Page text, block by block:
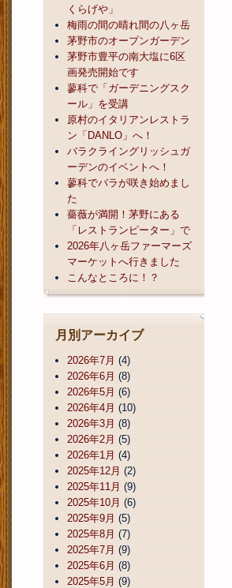
くらげや」
梅雨の間の晴れ間の八ヶ岳
茅野市のオープンガーデン
茅野市豊平の南大塩に6区
画発売開始です
蓼科で「ガーデニングスク
ール」を受講
原村のイタリアンレストラ
ン「DANLO」へ！
バラクライングリッシュガ
ーデンのイベントへ！
蓼科でバラが咲き始めまし
た
薔薇が満開！茅野にある
「レストランピーター」で
2026年八ヶ岳ファーマーズ
マーケットへ行きました
こんなところに！？
月別アーカイブ
2026年7月 (4)
2026年6月 (8)
2026年5月 (6)
2026年4月 (10)
2026年3月 (8)
2026年2月 (5)
2026年1月 (4)
2025年12月 (2)
2025年11月 (9)
2025年10月 (6)
2025年9月 (5)
2025年8月 (7)
2025年7月 (9)
2025年6月 (8)
2025年5月 (9)